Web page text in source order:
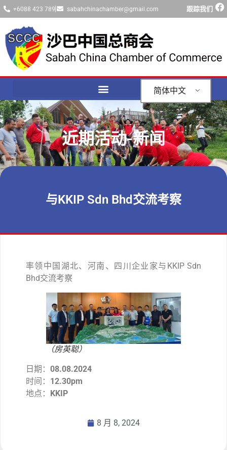
+6088 423 789 sabahchinachamber@gmail.com 跟踪我们
简体中文
近期活动-新闻
与KKIP Sdn Bhd交流考察
率领中国湖北、河南、四川企业家与KKIP Sdn
Bhd交流考察
（房英聪）
日期： 08.08.2024
时间： 12.30pm
地点： KKIP
8 月 8, 2024